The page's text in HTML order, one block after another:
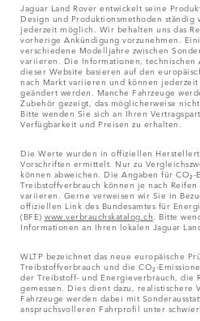
Jaguar Land Rover entwickelt seine
Design und Produktionsmethoden
jederzeit möglich. Wir behalten uns das
vorherige Ankündigung vorzunehmen.
verschiedene Modelljahre zwischen
variieren. Die Informationen, technischen
dieser Website basieren auf den
nach Markt variieren und können
geändert werden. Manche Fahrzeuge
Zubehör gezeigt, das möglicherweise
Bitte wenden Sie sich an Ihren
Verfügbarkeit und Preisen zu erhalten.
Die Werte wurden in offiziellen
Vorschriften ermittelt. Nur zu
können abweichen. Die Angaben für CO₂-
Treibstoffverbrauch können je nach Reifen
variieren. Gerne verweisen wir Sie in
offiziellen Link des Bundesamtes für
(BFE) www.verbrauchskatalog.ch. Bitte
Informationen an Ihren lokalen Jaguar
WLTP bezeichnet das neue europäische
Treibstoffverbrauch und die CO₂-
der Treibstoff- und Energieverbrauch, die
gemessen. Dies dient dazu, realistischere
Fahrzeuge werden dabei mit
anspruchsvolleren Fahrprofil unter